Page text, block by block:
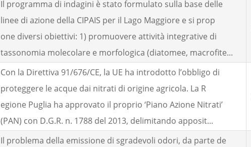
Il programma di indagini è stato formulato sulla base delle
linee di azione della CIPAIS per il Lago Maggiore e si prop
one diversi obiettivi: 1) promuovere attività integrative di
tassonomia molecolare e morfologica (diatomee, macrofite...
Con la Direttiva 91/676/CE, la UE ha introdotto l’obbligo di
proteggere le acque dai nitrati di origine agricola. La R
egione Puglia ha approvato il proprio ‘Piano Azione Nitrati’
(PAN) con D.G.R. n. 1788 del 2013, delimitando apposit...
Il problema della emissione di sgradevoli odori, da parte de